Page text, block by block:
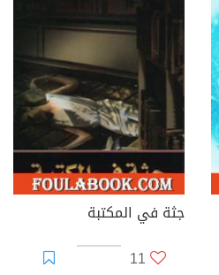
جثة في المكتبة
11